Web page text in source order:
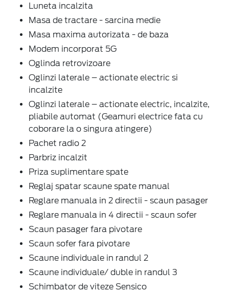
Luneta incalzita
Masa de tractare - sarcina medie
Masa maxima autorizata - de baza
Modem incorporat 5G
Oglinda retrovizoare
Oglinzi laterale – actionate electric si
incalzite
Oglinzi laterale – actionate electric, incalzite,
pliabile automat (Geamuri electrice fata cu
coborare la o singura atingere)
Pachet radio 2
Parbriz incalzit
Priza suplimentare spate
Reglaj spatar scaune spate manual
Reglare manuala in 2 directii - scaun pasager
Reglare manuala in 4 directii - scaun sofer
Scaun pasager fara pivotare
Scaun sofer fara pivotare
Scaune individuale in randul 2
Scaune individuale/ duble in randul 3
Schimbator de viteze Sensico